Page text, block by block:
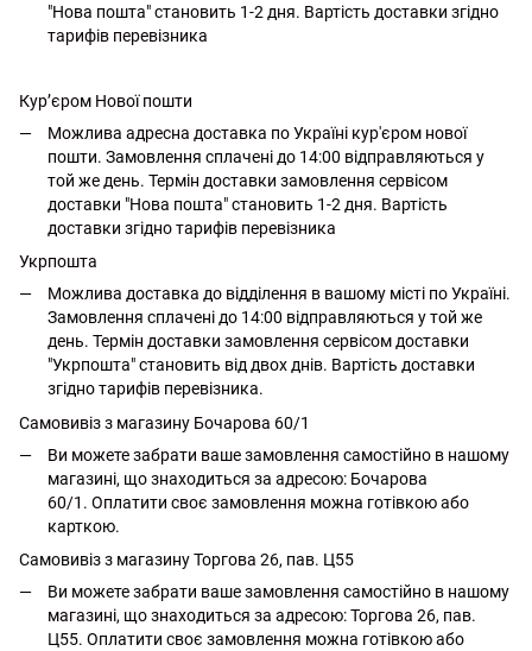
"Нова пошта" становить 1-2 дня. Вартість доставки згідно
тарифів перевізника
Кур’єром Нової пошти
Можлива адресна доставка по Україні кур'єром нової
пошти. Замовлення сплачені до 14:00 відправляються у
той же день. Термін доставки замовлення сервісом
доставки "Нова пошта" становить 1-2 дня. Вартість
доставки згідно тарифів перевізника
Укрпошта
Можлива доставка до відділення в вашому місті по Україні.
Замовлення сплачені до 14:00 відправляються у той же
день. Термін доставки замовлення сервісом доставки
"Укрпошта" становить від двох днів. Вартість доставки
згідно тарифів перевізника.
Самовивіз з магазину Бочарова 60/1
Ви можете забрати ваше замовлення самостійно в нашому
магазині, що знаходиться за адресою: Бочарова
60/1. Оплатити своє замовлення можна готівкою або
карткою.
Самовивіз з магазину Торгова 26, пав. Ц55
Ви можете забрати ваше замовлення самостійно в нашому
магазині, що знаходиться за адресою: Торгова 26, пав.
Ц55. Оплатити своє замовлення можна готівкою або